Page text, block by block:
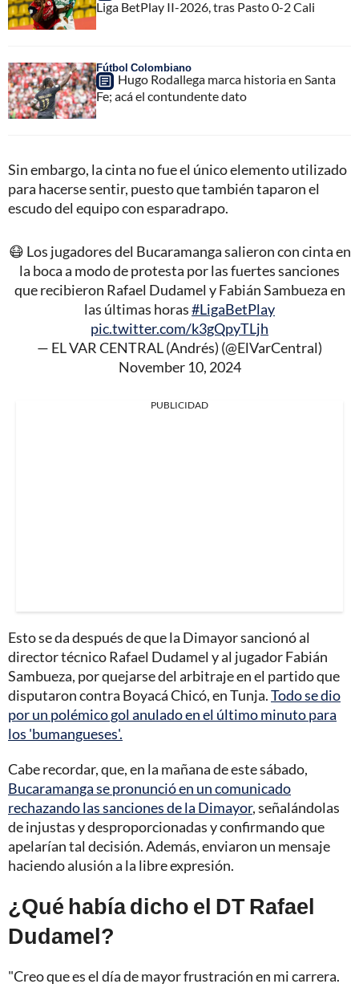
Liga BetPlay II-2026, tras Pasto 0-2 Cali
Fútbol Colombiano
Hugo Rodallega marca historia en Santa
Fe; acá el contundente dato
Sin embargo, la cinta no fue el único elemento utilizado
para hacerse sentir, puesto que también taparon el
escudo del equipo con esparadrapo.
😷 Los jugadores del Bucaramanga salieron con cinta en
la boca a modo de protesta por las fuertes sanciones
que recibieron Rafael Dudamel y Fabián Sambueza en
las últimas horas#LigaBetPlay
pic.twitter.com/k3gQpyTLjh
— EL VAR CENTRAL (Andrés) (@ElVarCentral)
November 10, 2024
PUBLICIDAD
Esto se da después de que la Dimayor sancionó al
director técnico Rafael Dudamel y al jugador Fabián
Sambueza, por quejarse del arbitraje en el partido que
disputaron contra Boyacá Chicó, en Tunja.Todo se dio
por un polémico gol anulado en el último minuto para
los 'bumangueses'.
Cabe recordar, que, en la mañana de este sábado,
Bucaramanga se pronunció en un comunicado
rechazando las sanciones de la Dimayor, señalándolas
de injustas y desproporcionadas y confirmando que
apelarían tal decisión. Además, enviaron un mensaje
haciendo alusión a la libre expresión.
¿Qué había dicho el DT Rafael
Dudamel?
"Creo que es el día de mayor frustración en mi carrera.